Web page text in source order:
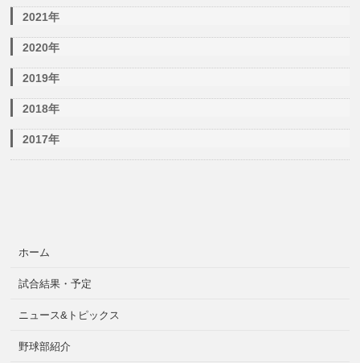
2021年
2020年
2019年
2018年
2017年
ホーム
試合結果・予定
ニュース&トピックス
野球部紹介